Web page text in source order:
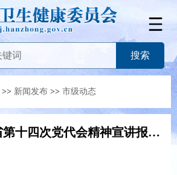
>> 新闻发布 >> 市级动态
市卫健委举办省第十四次党代会精神宣讲报告会